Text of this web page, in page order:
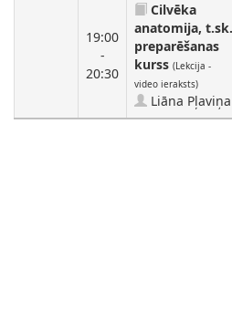
19:00
-
20:30
Cilvēka
anatomija, t.sk.
preparēšanas
kurss (Lekcija -
video ieraksts)
Liāna Pļaviņa